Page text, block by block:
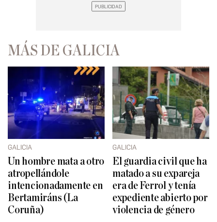
MÁS DE GALICIA
GALICIA
Un hombre mata a otro
atropellándole
intencionadamente en
Bertamiráns (La
Coruña)
GALICIA
El guardia civil que ha
matado a su expareja
era de Ferrol y tenía
expediente abierto por
violencia de género